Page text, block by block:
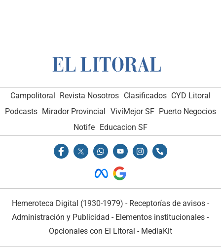
Campolitoral Revista Nosotros Clasificados CYD Litoral
Podcasts Mirador Provincial VivíMejor SF Puerto Negocios
Notife Educacion SF
Hemeroteca Digital (1930-1979) - Receptorías de avisos -
Administración y Publicidad - Elementos institucionales -
Opcionales con El Litoral - MediaKit